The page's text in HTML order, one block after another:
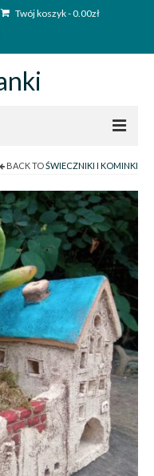
Twój koszyk-0.00zł
BACK TOŚWIECZNIKI I KOMINKI